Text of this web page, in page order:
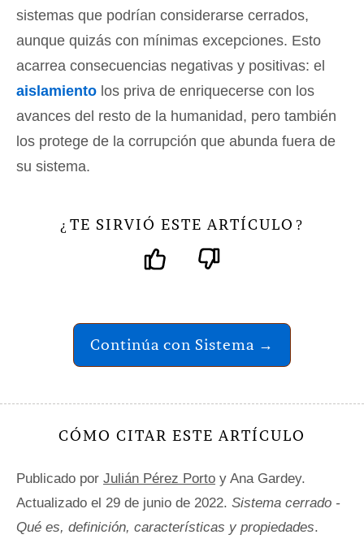
sistemas que podrían considerarse cerrados,
aunque quizás con mínimas excepciones. Esto
acarrea consecuencias negativas y positivas: el
aislamiento los priva de enriquecerse con los
avances del resto de la humanidad, pero también
los protege de la corrupción que abunda fuera de
su sistema.
¿ TE SIRVIÓ ESTE ARTÍCULO ?
Continúa con Sistema →
CÓMO CITAR ESTE ARTÍCULO
Publicado por Julián Pérez Porto y Ana Gardey.
Actualizado el 29 de junio de 2022. Sistema cerrado -
Qué es, definición, características y propiedades.